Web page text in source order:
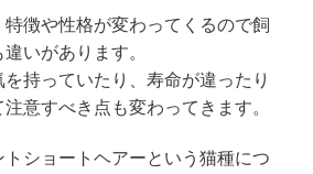
徴や性格が変わってくるので飼
いがあります。
持っていたり、寿命が違ったり
意すべき点も変わってきます。
ショートヘアーという猫種につ